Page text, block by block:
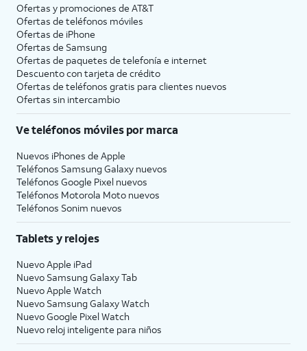
Ofertas y promociones de AT&T
Ofertas de teléfonos móviles
Ofertas de iPhone
Ofertas de Samsung
Ofertas de paquetes de telefonía e internet
Descuento con tarjeta de crédito
Ofertas de teléfonos gratis para clientes nuevos
Ofertas sin intercambio
Ve teléfonos móviles por marca
Nuevos iPhones de Apple
Teléfonos Samsung Galaxy nuevos
Teléfonos Google Pixel nuevos
Teléfonos Motorola Moto nuevos
Teléfonos Sonim nuevos
Tablets y relojes
Nuevo Apple iPad
Nuevo Samsung Galaxy Tab
Nuevo Apple Watch
Nuevo Samsung Galaxy Watch
Nuevo Google Pixel Watch
Nuevo reloj inteligente para niños